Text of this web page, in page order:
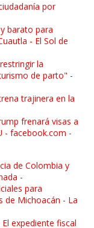
por
barato para
- El Sol de
la
de parto" -
trajinera en la
frenará visas a
- facebook.com -
de Colombia y
-
para
de Michoacán - La
expediente fiscal